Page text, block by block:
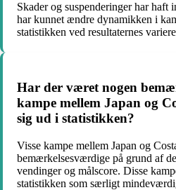
Skader og suspenderinger har haft
har kunnet ændre dynamikken i
statistikken ved resultaternes
Har der været nogen
kampe mellem Japan og
sig ud i statistikken?
Visse kampe mellem Japan og
bemærkelsesværdige på grund af
vendinger og målscore. Disse
statistikken som særligt